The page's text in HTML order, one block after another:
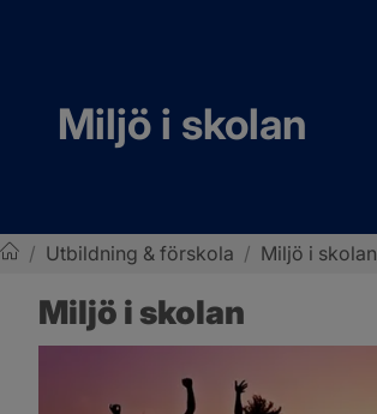
Miljö i skolan
/ Utbildning & förskola / Miljö i skolan
Miljö i skolan